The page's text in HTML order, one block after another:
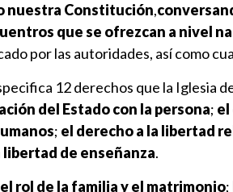
nuestra Constitución,
que se ofrezcan a nivel
por las autoridades, así como
12 derechos que la Iglesia
del Estado con la persona; el
; el derecho a la libertad
libertad de enseñanza.
el rol de la familia y el matrimonio;